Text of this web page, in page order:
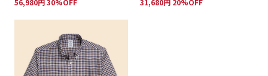
56,980円 30%OFF
31,680円 20%OFF